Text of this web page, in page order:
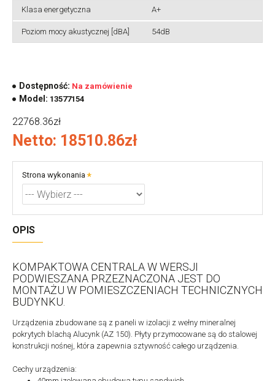
Klasa energetyczna A+
Poziom mocy akustycznej [dBA] 54dB
Dostępność: Na zamówienie
Model: 13577154
22768.36zł
Netto: 18510.86zł
Strona wykonania
OPIS
KOMPAKTOWA CENTRALA W WERSJI
PODWIESZANA PRZEZNACZONA JEST DO
MONTAŻU W POMIESZCZENIACH TECHNICZNYCH
BUDYNKU.
Urządzenia zbudowane są z paneli w izolacji z wełny mineralnej
pokrytych blachą Alucynk (AZ 150). Płyty przymocowane są do stalowej
konstrukcji nośnej, która zapewnia sztywność całego urządzenia.
Cechy urządzenia: